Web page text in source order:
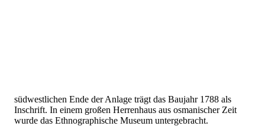
südwestlichen Ende der Anlage trägt das Baujahr 1788 als
Inschrift. In einem großen Herrenhaus aus osmanischer Zeit
wurde das Ethnographische Museum untergebracht.